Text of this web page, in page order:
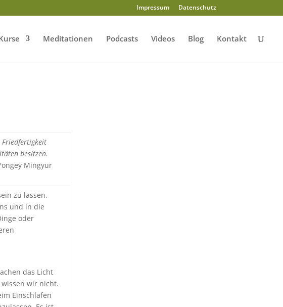
Impressum Datenschutz
Meditationen Podcasts Videos Blog Kontakt
Friedfertigkeit
besitzen.
Mingyur
zu lassen,
und in die
oder
das Licht
wir nicht.
Einschlafen